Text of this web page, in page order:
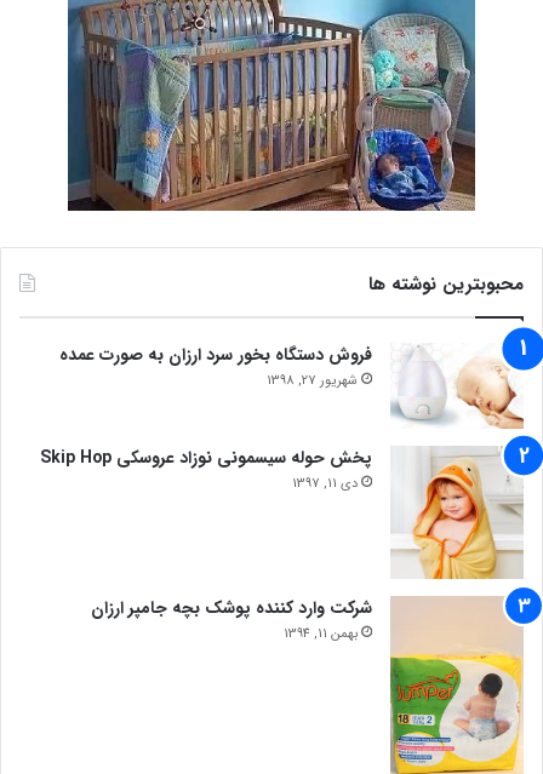
محبوبترین نوشته ها
فروش دستگاه بخور سرد ارزان به صورت عمده
شهریور 27, 1398
پخش حوله سیسمونی نوزاد عروسکی Skip Hop
دی 11, 1397
شرکت وارد کننده پوشک بچه جامپر ارزان
بهمن 11, 1394